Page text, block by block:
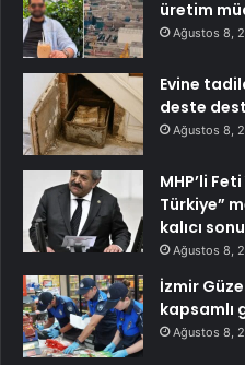
üretim
Ağustos 8,
Evine
deste
Ağustos 8,
MHP’li
Türkiye”
kalıcı
Ağustos 8,
İzmir
kapsamlı
Ağustos 8,